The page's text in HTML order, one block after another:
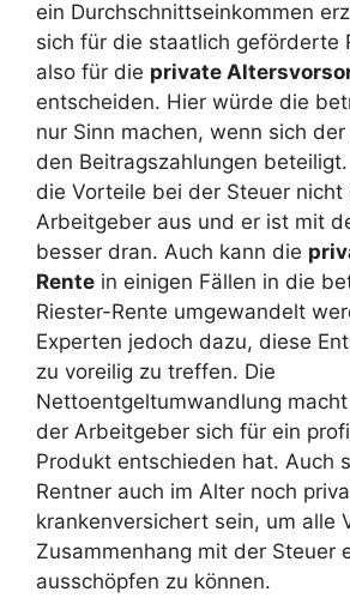
ein Durchschnittseinkommen
sich für die staatlich geförderte
also für die private
entscheiden. Hier würde die
nur Sinn machen, wenn sich
den Beitragszahlungen
die Vorteile bei der Steuer nicht
Arbeitgeber aus und er ist mit
besser dran. Auch kann die
Rente in einigen Fällen in die
Riester-Rente umgewandelt
Experten jedoch dazu, diese
zu voreilig zu treffen. Die
Nettoentgeltumwandlung
der Arbeitgeber sich für ein
Produkt entschieden hat. Auch
Rentner auch im Alter noch
krankenversichert sein, um alle
Zusammenhang mit der Steuer
ausschöpfen zu können.